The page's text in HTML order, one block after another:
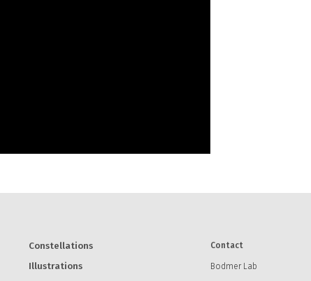
Constellations
Illustrations
Contact
Bodmer Lab